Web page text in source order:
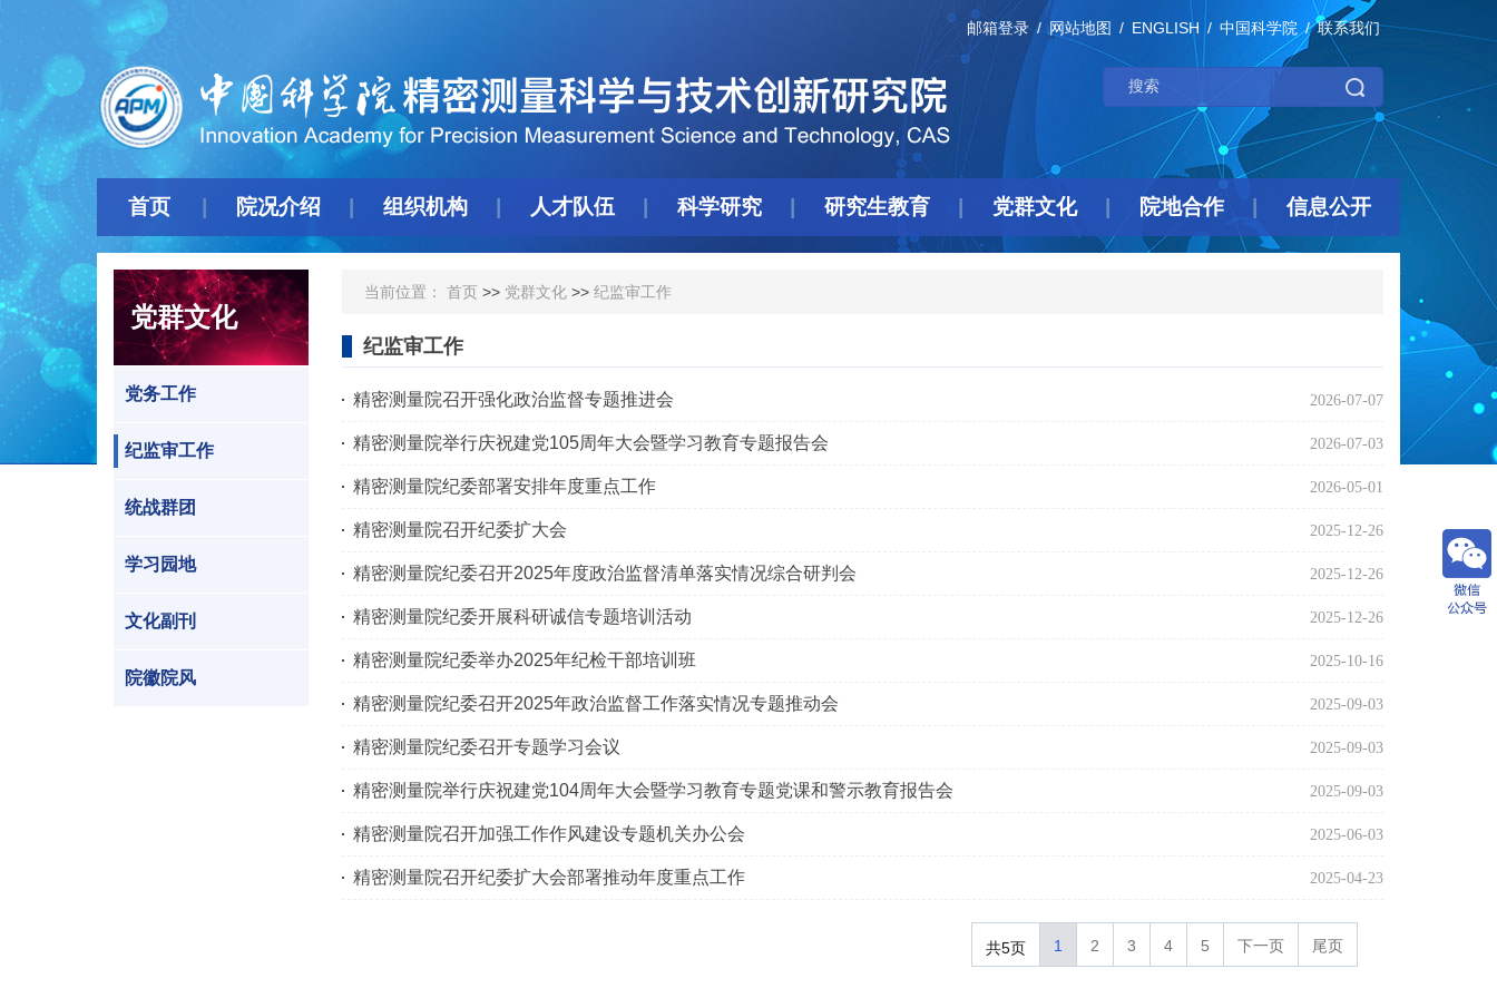
邮箱登录 网站地图 ENGLISH 中国科学院 联系我们
首页 院况介绍 组织机构 人才队伍 科学研究 研究生教育 党群文化 院地合作 信息公开
党群文化
党务工作
纪监审工作
统战群团
学习园地
文化副刊
院徽院风
当前位置： 首页 >> 党群文化 >> 纪监审工作
纪监审工作
精密测量院召开强化政治监督专题推进会 2026-07-07
精密测量院举行庆祝建党105周年大会暨学习教育专题报告会 2026-07-03
精密测量院纪委部署安排年度重点工作 2026-05-01
精密测量院召开纪委扩大会 2025-12-26
精密测量院纪委召开2025年度政治监督清单落实情况综合研判会 2025-12-26
精密测量院纪委开展科研诚信专题培训活动 2025-12-26
精密测量院纪委举办2025年纪检干部培训班 2025-10-16
精密测量院纪委召开2025年政治监督工作落实情况专题推动会 2025-09-03
精密测量院纪委召开专题学习会议 2025-09-03
精密测量院举行庆祝建党104周年大会暨学习教育专题党课和警示教育报告会 2025-09-03
精密测量院召开加强工作作风建设专题机关办公会 2025-06-03
精密测量院召开纪委扩大会部署推动年度重点工作 2025-04-23
共5页 1 2 3 4 5 下一页 尾页